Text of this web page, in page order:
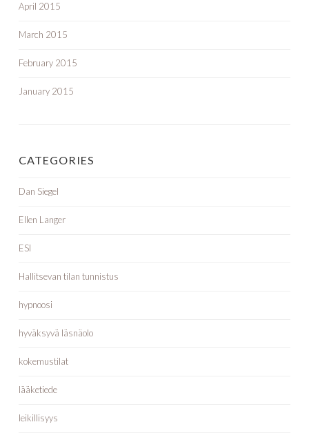
April 2015
March 2015
February 2015
January 2015
CATEGORIES
Dan Siegel
Ellen Langer
ESI
Hallitsevan tilan tunnistus
hypnoosi
hyväksyvä läsnäolo
kokemustilat
lääketiede
leikillisyys